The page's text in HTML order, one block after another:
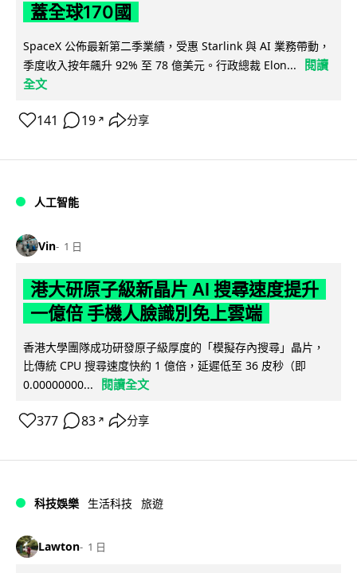
蓋全球170國
SpaceX 公佈最新第二季業績，受惠 Starlink 與 AI 業務帶動，
季度收入按年飆升 92% 至 78 億美元。行政總裁 Elon...
閱讀
全文
141 19 ↗ 分享
人工智能
Vin 1 日
港大研原子級新晶片 AI 搜尋速度提升
一億倍 手機人臉識別免上雲端
香港大學團隊成功研發原子級厚度的「模擬存內搜尋」晶片，
比傳統 CPU 搜尋速度快約 1 億倍，延遲低至 36 皮秒（即
0.00000000...
閱讀全文
377 83 ↗ 分享
科技娛樂 生活科技 旅遊
Lawton 1 日